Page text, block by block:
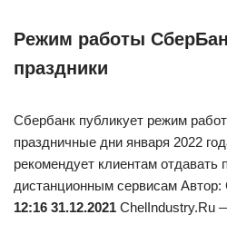
Режим работы
праздники
Сбербанк публикует режим
праздничные дни января 2022
рекомендует клиентам отдавать
дистанционным сервисам
12:16 31.12.2021 ChelIndustry.Ru